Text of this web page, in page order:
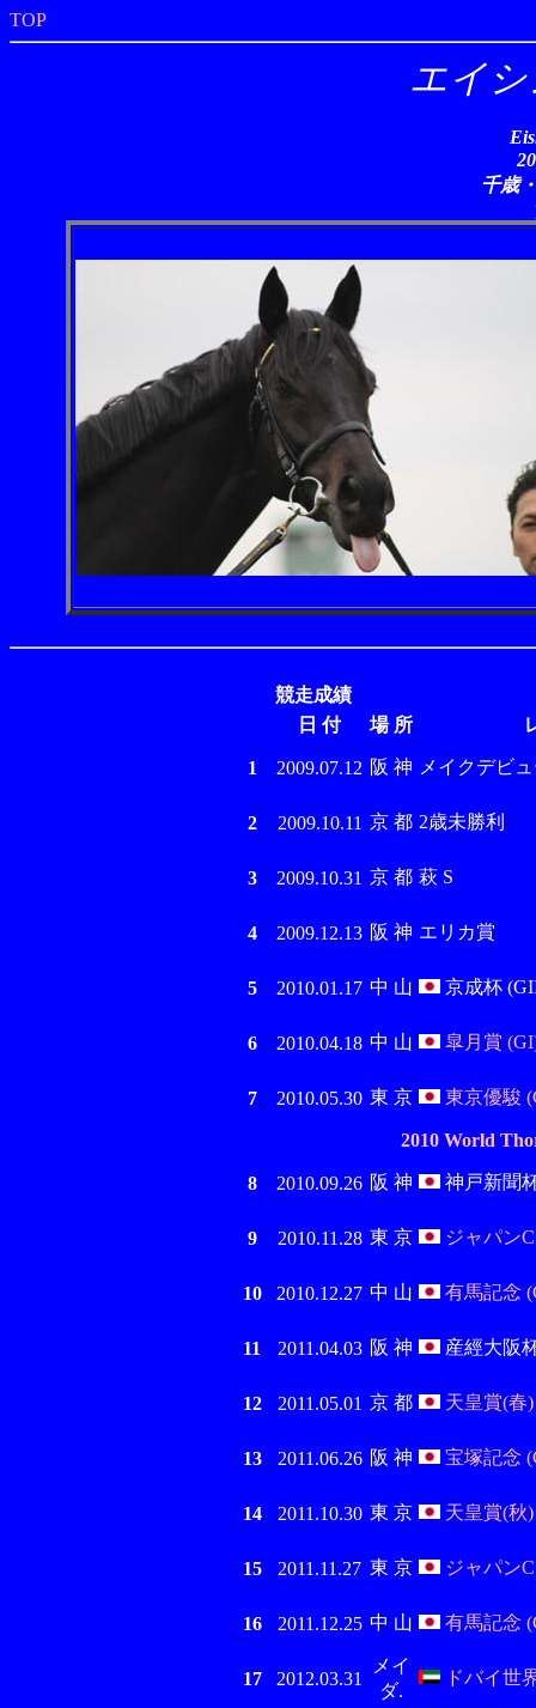
TOP
エイ
千歳
競走成績
日 付
場 所
1 2009.07.12 阪 神 メイクデビ
2 2009.10.11 京 都 2歳未勝利
3 2009.10.31 京 都 萩 S
4 2009.12.13 阪 神 エリカ賞
5 2010.01.17 中 山 京成杯
6 2010.04.18 中 山 皐月賞
7 2010.05.30 東 京 東京優駿
2010 World
8 2010.09.26 阪 神 神戸新聞
9 2010.11.28 東 京 ジャパン
10 2010.12.27 中 山 有馬記念
11 2011.04.03 阪 神 産經大阪
12 2011.05.01 京 都 天皇賞(春
13 2011.06.26 阪 神 宝塚記念
14 2011.10.30 東 京 天皇賞(秋
15 2011.11.27 東 京 ジャパン
16 2011.12.25 中 山 有馬記念
17 2012.03.31
メイ
ダ.
ドバイ世